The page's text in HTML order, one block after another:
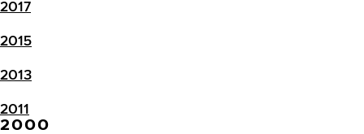
2017
2015
2013
2011
2000